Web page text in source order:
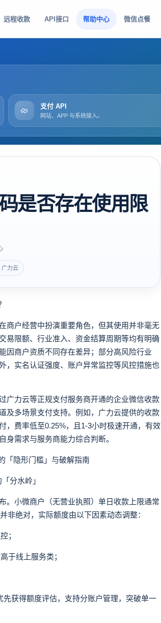
远程收款 API接口 帮助中心 微信点餐
支付 API
网站、APP 与系统接入。
是否存在使用限
广力云
户经营中扮演重要角色，但其使用并非毫无
易限额、行业准入、资金结算周期等均有明确
因商户资质不同存在差异；部分高风险行业
，实名认证强度、账户异常监控等风控措施也
力云等正规支付服务商开通的企业微信收款
及多场景支付支持。例如，广力云提供的收款
，费率低至0.25%，且1-3小时极速开通，有效
身需求与服务商能力综合判断。
隐形门槛」与破解指南
分水岭」
小微商户（无营业执照）单日收款上限通常
非绝对，实际额度由以下因素动态调整：
；
线上服务类；
获得额度评估，支持分账户管理，突破单一